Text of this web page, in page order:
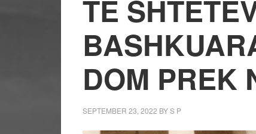
TË
DOM PREK
SEPTEMBER 23, 2022 BYS P